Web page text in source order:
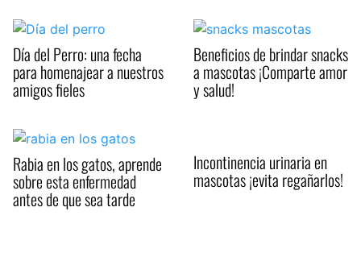
Día del Perro: una fecha
para homenajear a nuestros
amigos fieles
Beneficios de brindar snacks
a mascotas ¡Comparte amor
y salud!
Rabia en los gatos, aprende
sobre esta enfermedad
antes de que sea tarde
Incontinencia urinaria en
mascotas ¡evita regañarlos!